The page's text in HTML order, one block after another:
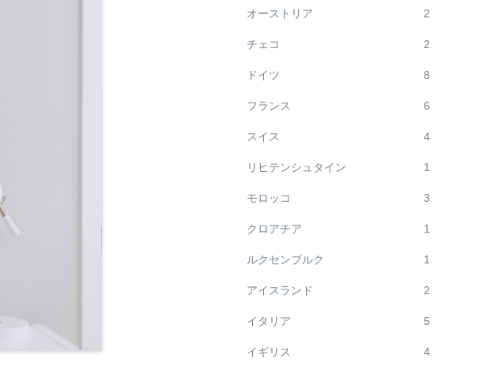
オーストリア 2
チェコ 2
ドイツ 8
フランス 6
スイス 4
リヒテンシュタイン 1
モロッコ 3
クロアチア 1
ルクセンブルク 1
アイスランド 2
イタリア 5
イギリス 4